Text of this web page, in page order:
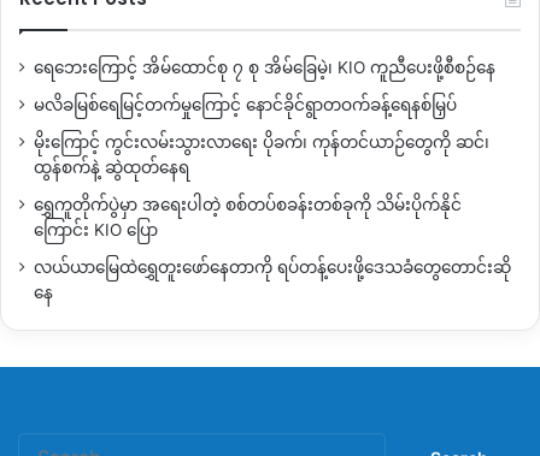
ရေဘေးကြောင့် အိမ်ထောင်စု ၇ စု အိမ်ခြေမဲ့၊ KIO ကူညီပေးဖို့စီစဉ်နေ
မလိခမြစ်ရေမြင့်တက်မှုကြောင့် နောင်ခိုင်ရွာတဝက်ခန့်ရေနစ်မြှပ်
မိုးကြောင့် ကွင်းလမ်းသွားလာရေး ပိုခက်၊ ကုန်တင်ယာဉ်တွေကို ဆင်၊
ထွန်စက်နဲ့ ဆွဲထုတ်နေရ
ရွှေကူတိုက်ပွဲမှာ အရေးပါတဲ့ စစ်တပ်စခန်းတစ်ခုကို သိမ်းပိုက်နိုင်
ကြောင်း KIO ပြော
လယ်ယာမြေထဲရွှေတူးဖော်နေတာကို ရပ်တန့်ပေးဖို့ဒေသခံတွေတောင်းဆို
နေ